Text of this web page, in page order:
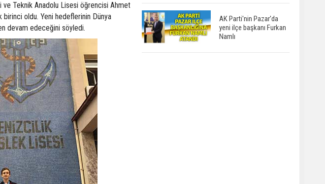
ve Teknik Anadolu Lisesi öğrencisi Ahmet
birinci oldu. Yeni hedeflerinin Dünya
devam edeceğini söyledi.
AK Parti'nin Pazar'da
yeni ilçe başkanı Furkan
Namlı